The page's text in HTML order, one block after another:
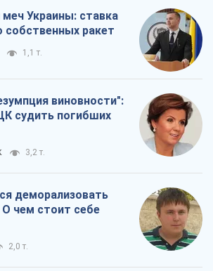
Украины: ставка
собственных ракет
1,1 т.
виновности":
судить погибших
3,2 т.
деморализовать
чем стоит себе
2,0 т.